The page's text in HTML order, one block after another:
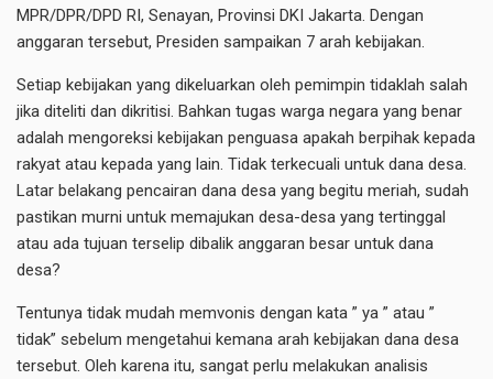
MPR/DPR/DPD RI, Senayan, Provinsi DKI Jakarta. Dengan
anggaran tersebut, Presiden sampaikan 7 arah kebijakan.
Setiap kebijakan yang dikeluarkan oleh pemimpin tidaklah salah
jika diteliti dan dikritisi. Bahkan tugas warga negara yang benar
adalah mengoreksi kebijakan penguasa apakah berpihak kepada
rakyat atau kepada yang lain. Tidak terkecuali untuk dana desa.
Latar belakang pencairan dana desa yang begitu meriah, sudah
pastikan murni untuk memajukan desa-desa yang tertinggal
atau ada tujuan terselip dibalik anggaran besar untuk dana
desa?
Tentunya tidak mudah memvonis dengan kata ” ya ” atau ”
tidak” sebelum mengetahui kemana arah kebijakan dana desa
tersebut. Oleh karena itu, sangat perlu melakukan analisis